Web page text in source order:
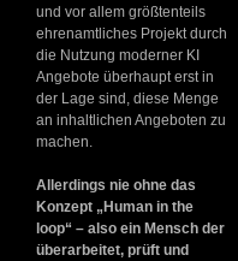
und vor allem größtenteils
ehrenamtliches Projekt durch
die Nutzung moderner KI
Angebote überhaupt erst in
der Lage sind, diese Menge
an inhaltlichen Angeboten zu
machen.
Allerdings nie ohne das
Konzept „Human in the
loop“ – also ein Mensch der
überarbeitet, prüft und